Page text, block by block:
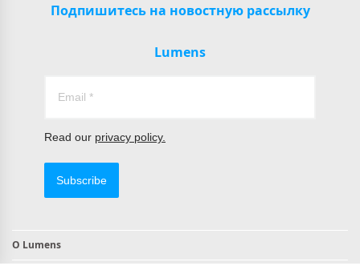
Подпишитесь на новостную рассылку
Lumens
Read our privacy policy.
Subscribe
О Lumens